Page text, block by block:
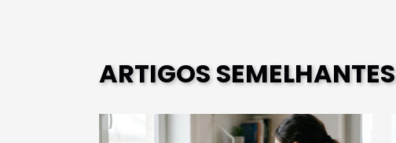
ARTIGOS SEMELHANTES